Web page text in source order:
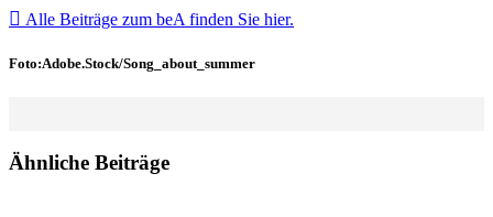
 Alle Beiträge zum beA finden Sie hier.
Foto:Adobe.Stock/Song_about_summer
Ähnliche Beiträge